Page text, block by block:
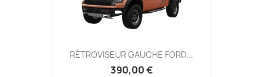
RÉTROVISEUR GAUCHE FORD...
390,00 €